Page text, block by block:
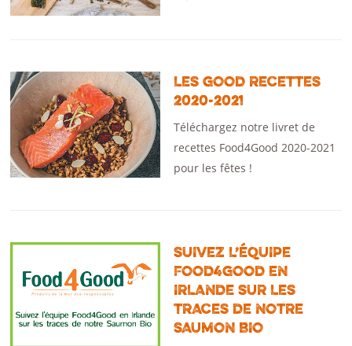
LES GOOD RECETTES
2020-2021
Téléchargez notre livret de
recettes Food4Good 2020-2021
pour les fêtes !
SUIVEZ L’ÉQUIPE
FOOD4GOOD EN
IRLANDE SUR LES
TRACES DE NOTRE
SAUMON BIO